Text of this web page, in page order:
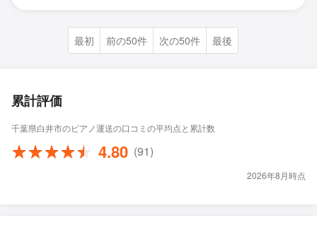
最初 前の50件 次の50件 最後
累計評価
千葉県白井市のピアノ運送の口コミの平均点と累計数
4.80 (91)
2026年8月時点